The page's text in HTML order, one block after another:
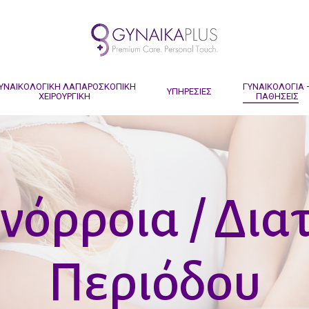
ΛΑΠΑΡΟΣΚΟΠΙΚΗ
ΧΕΙΡΟΥΡΓΙΚΗ
ΥΠΗΡΕΣΙΕΣ
ΓΥΝΑΙΚΟΛΟΓΙΑ
ΠΑΘΗΣΕΙΣ
/
Περιόδου